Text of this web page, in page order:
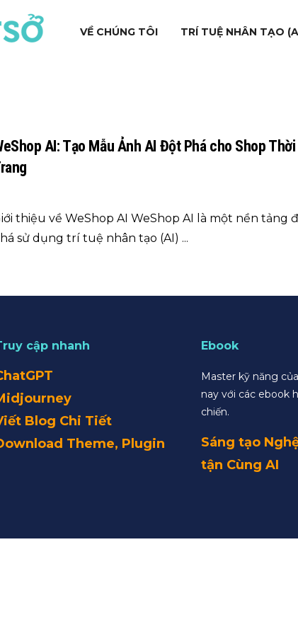
VỀ CHÚNG TÔI TRÍ TUỆ NHÂN TẠO
AI: Tạo Mẫu Ảnh AI Đột Phá cho Shop Thời
thiệu về WeShop AI WeShop AI là một nền tảng
sử dụng trí tuệ nhân tạo (AI) ...
cập nhanh
Blog Chi Tiết
Theme, Plugin
Ebook
Master kỹ năng
nay với các ebook
chiến.
Sáng tạo
tận Cùng AI